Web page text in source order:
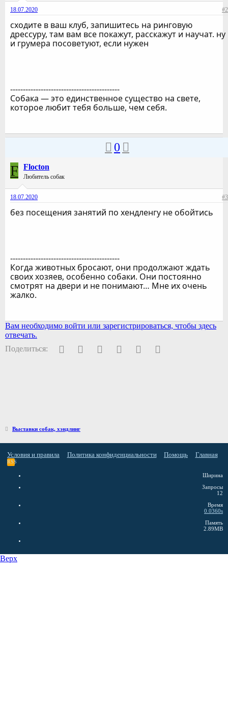
18.07.2020 #2
сходите в ваш клуб, запишитесь на ринговую
дрессуру, там вам все покажут, расскажут и научат. ну
и грумера посоветуют, если нужен
-------------------------------------------
Собака — это единственное существо на свете,
которое любит тебя больше, чем себя.
0
F Flocton
Любитель собак
18.07.2020 #3
без посещения занятий по хендленгу не обойтись
-------------------------------------------
Когда животных бросают, они продолжают ждать
своих хозяев, особенно собаки. Они постоянно
смотрят на двери и не понимают… Мне их очень
жалко.
Вам необходимо войти или зарегистрироваться, чтобы здесь
отвечать.
Поделиться:
FacebookTwitter PinterestWhatsAppЭлектронная почта
Выставки собак, хэндлинг
Условия и правила Политика конфиденциальности Помощь Главная
RSS
Ширина
Запросы
12
Время
0.0360s
Память
2.89MB
Верх